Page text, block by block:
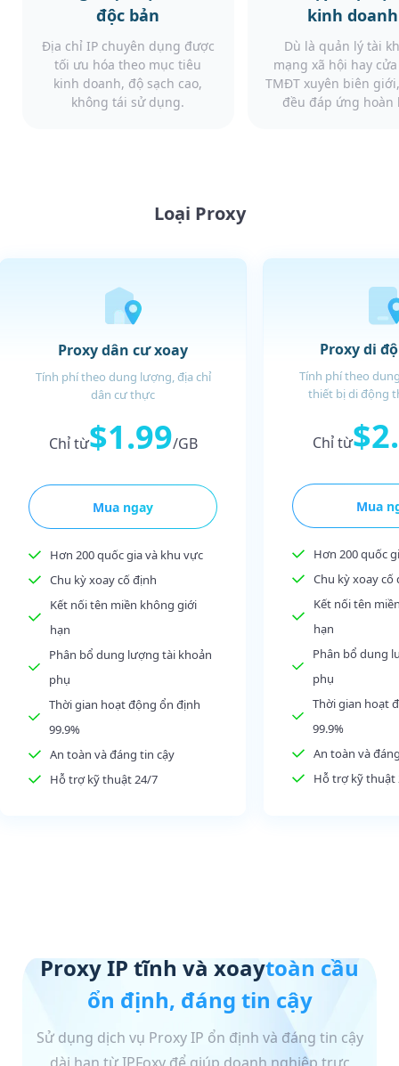
độc bản
Địa chỉ IP chuyên dụng được
tối ưu hóa theo mục tiêu
kinh doanh, độ sạch cao,
không tái sử dụng.
kinh doanh
Dù là quản lý tài
mạng xã hội hay
TMĐT xuyên biên
đều đáp ứng hoàn
Loại Proxy
Proxy dân cư xoay
Tính phí theo dung lượng, địa chỉ
dân cư thực
Chỉ từ$1.99/GB
Mua ngay
Hơn 200 quốc gia và khu vực
Chu kỳ xoay cố định
Kết nối tên miền không giới
hạn
Phân bổ dung lượng tài khoản
phụ
Thời gian hoạt động ổn định
99.9%
An toàn và đáng tin cậy
Hỗ trợ kỹ thuật 24/7
Proxy di
Tính phí theo
thiết bị di động
Chỉ từ
Mua
Hơn 200 quốc
Chu kỳ xoay cố
Kết nối tên
hạn
Phân bổ dung
phụ
Thời gian hoạt
99.9%
An toàn và
Hỗ trợ kỹ thuật
Proxy IP tĩnh và xoaytoàn cầu
ổn định, đáng tin cậy
Sử dụng dịch vụ Proxy IP ổn định và đáng tin cậy